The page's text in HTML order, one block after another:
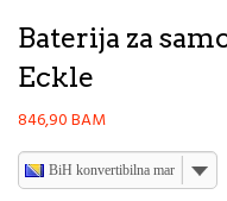
Baterija za
Eckle
846,90BAM
BiH konvertibilna marka